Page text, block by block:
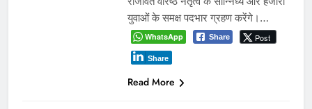
युवाओं के समक्ष पदभार ग्रहण करेंगे।…
WhatsApp Share Post
Share
Read More